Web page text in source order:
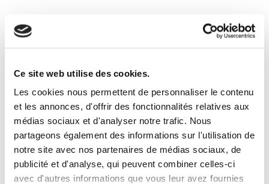
Ce site web utilise des cookies.
Les cookies nous permettent de personnaliser le contenu
et les annonces, d'offrir des fonctionnalités relatives aux
médias sociaux et d'analyser notre trafic. Nous
partageons également des informations sur l'utilisation de
notre site avec nos partenaires de médias sociaux, de
publicité et d'analyse, qui peuvent combiner celles-ci
avec d'autres informations que vous leur avez fournies
  4. Malgré les difficultés liées
au ralentissement de la croissance
le marché brésilien du commerce
électronique devrait connaître un
essor en 2023. Alors que de plus en
plus de consommateurs et
d'entreprises se tournent vers les
achats en ligne, l'avenir s'annonce